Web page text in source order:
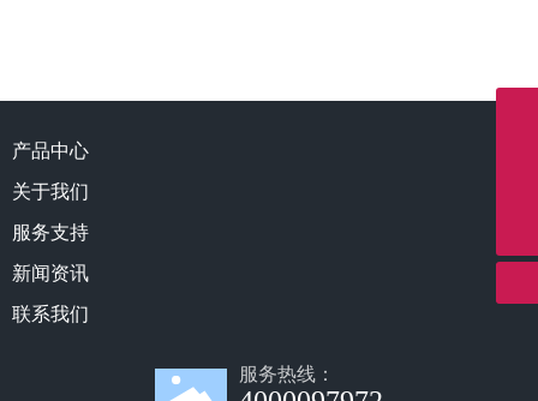
产品中心
关于我们
服务支持
新闻资讯
联系我们
服务热线：